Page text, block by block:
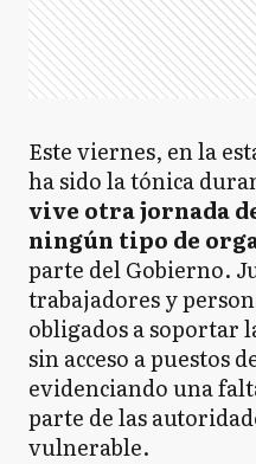
Este viernes, en la
ha sido la tónica
vive otra jornada
ningún tipo de
parte del Gobierno.
trabajadores y
obligados a soportar
sin acceso a puestos
evidenciando una
parte de las
vulnerable.